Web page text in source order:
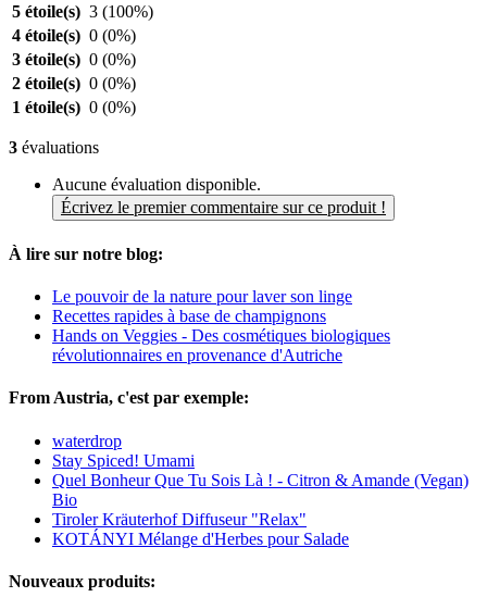
5 étoile(s) 3 (100%)
4 étoile(s) 0 (0%)
3 étoile(s) 0 (0%)
2 étoile(s) 0 (0%)
1 étoile(s) 0 (0%)
3 évaluations
Aucune évaluation disponible.
Écrivez le premier commentaire sur ce produit !
À lire sur notre blog:
Le pouvoir de la nature pour laver son linge
Recettes rapides à base de champignons
Hands on Veggies - Des cosmétiques biologiques
révolutionnaires en provenance d'Autriche
From Austria, c'est par exemple:
waterdrop
Stay Spiced! Umami
Quel Bonheur Que Tu Sois Là ! - Citron & Amande (Vegan)
Bio
Tiroler Kräuterhof Diffuseur "Relax"
KOTÁNYI Mélange d'Herbes pour Salade
Nouveaux produits: